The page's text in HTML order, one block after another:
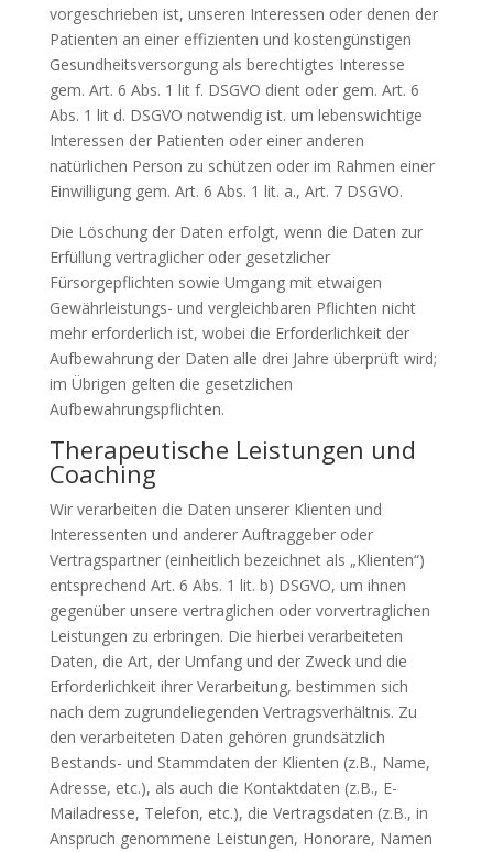
vorgeschrieben ist, unseren Interessen oder denen der
Patienten an einer effizienten und kostengünstigen
Gesundheitsversorgung als berechtigtes Interesse
gem. Art. 6 Abs. 1 lit f. DSGVO dient oder gem. Art. 6
Abs. 1 lit d. DSGVO notwendig ist. um lebenswichtige
Interessen der Patienten oder einer anderen
natürlichen Person zu schützen oder im Rahmen einer
Einwilligung gem. Art. 6 Abs. 1 lit. a., Art. 7 DSGVO.
Die Löschung der Daten erfolgt, wenn die Daten zur
Erfüllung vertraglicher oder gesetzlicher
Fürsorgepflichten sowie Umgang mit etwaigen
Gewährleistungs- und vergleichbaren Pflichten nicht
mehr erforderlich ist, wobei die Erforderlichkeit der
Aufbewahrung der Daten alle drei Jahre überprüft wird;
im Übrigen gelten die gesetzlichen
Aufbewahrungspflichten.
Therapeutische Leistungen und
Coaching
Wir verarbeiten die Daten unserer Klienten und
Interessenten und anderer Auftraggeber oder
Vertragspartner (einheitlich bezeichnet als „Klienten“)
entsprechend Art. 6 Abs. 1 lit. b) DSGVO, um ihnen
gegenüber unsere vertraglichen oder vorvertraglichen
Leistungen zu erbringen. Die hierbei verarbeiteten
Daten, die Art, der Umfang und der Zweck und die
Erforderlichkeit ihrer Verarbeitung, bestimmen sich
nach dem zugrundeliegenden Vertragsverhältnis. Zu
den verarbeiteten Daten gehören grundsätzlich
Bestands- und Stammdaten der Klienten (z.B., Name,
Adresse, etc.), als auch die Kontaktdaten (z.B., E-
Mailadresse, Telefon, etc.), die Vertragsdaten (z.B., in
Anspruch genommene Leistungen, Honorare, Namen